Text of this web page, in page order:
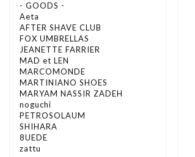
- GOODS -
Aeta
AFTER SHAVE CLUB
FOX UMBRELLAS
JEANETTE FARRIER
MAD et LEN
MARCOMONDE
MARTINIANO SHOES
MARYAM NASSIR ZADEH
noguchi
PETROSOLAUM
SHIHARA
8UEDE
zattu